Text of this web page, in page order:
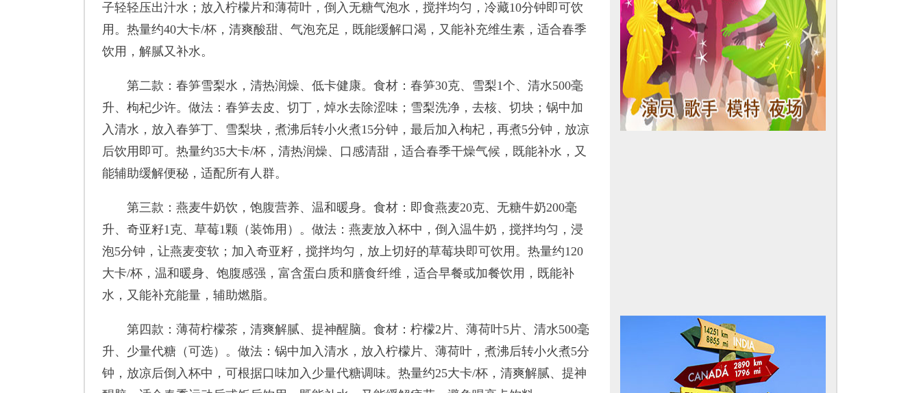
子轻轻压出汁水；放入柠檬片和薄荷叶，倒入无糖气泡水，搅拌均匀，冷藏10分钟即可饮
用。热量约40大卡/杯，清爽酸甜、气泡充足，既能缓解口渴，又能补充维生素，适合春季
饮用，解腻又补水。
第二款：春笋雪梨水，清热润燥、低卡健康。食材：春笋30克、雪梨1个、清水500毫
升、枸杞少许。做法：春笋去皮、切丁，焯水去除涩味；雪梨洗净，去核、切块；锅中加
入清水，放入春笋丁、雪梨块，煮沸后转小火煮15分钟，最后加入枸杞，再煮5分钟，放凉
后饮用即可。热量约35大卡/杯，清热润燥、口感清甜，适合春季干燥气候，既能补水，又
能辅助缓解便秘，适配所有人群。
第三款：燕麦牛奶饮，饱腹营养、温和暖身。食材：即食燕麦20克、无糖牛奶200毫
升、奇亚籽1克、草莓1颗（装饰用）。做法：燕麦放入杯中，倒入温牛奶，搅拌均匀，浸
泡5分钟，让燕麦变软；加入奇亚籽，搅拌均匀，放上切好的草莓块即可饮用。热量约120
大卡/杯，温和暖身、饱腹感强，富含蛋白质和膳食纤维，适合早餐或加餐饮用，既能补
水，又能补充能量，辅助燃脂。
第四款：薄荷柠檬茶，清爽解腻、提神醒脑。食材：柠檬2片、薄荷叶5片、清水500毫
升、少量代糖（可选）。做法：锅中加入清水，放入柠檬片、薄荷叶，煮沸后转小火煮5分
钟，放凉后倒入杯中，可根据口味加入少量代糖调味。热量约25大卡/杯，清爽解腻、提神